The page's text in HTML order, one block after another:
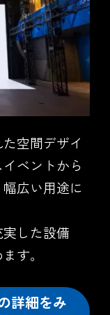
空間デザイ
ベントから
広い用途に
した設備
す。
詳細をみ